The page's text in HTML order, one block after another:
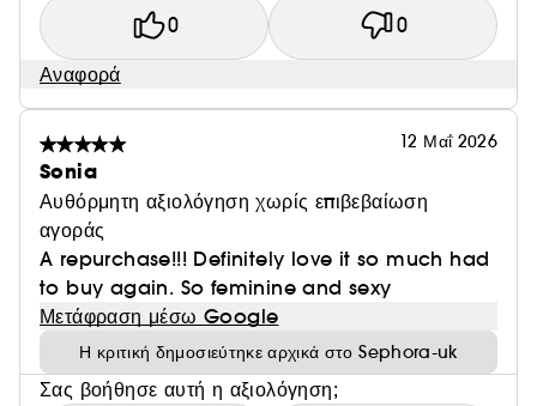
Νότες κορυφής: μανταρίνι, πορτοκάλι, αχλάδι, γλυκό
ροδάκινο
Νότες καρδιάς: μανόλια, λευκή παιώνια, τριαντάφυλλο
Νότες βάσης: βετιβέρ, υπογραφή KAYALI, Ambrox®
Super, βανίλια, πραλίνα, musk
0 0
Αναφορά
12 Μαΐ 2026
Sonia
Αυθόρμητη αξιολόγηση χωρίς επιβεβαίωση
αγοράς
A repurchase!!! Definitely love it so much had
to buy again. So feminine and sexy
Μετάφραση μέσω Google
Η κριτική δημοσιεύτηκε αρχικά στο Sephora-uk
Σας βοήθησε αυτή η αξιολόγηση;